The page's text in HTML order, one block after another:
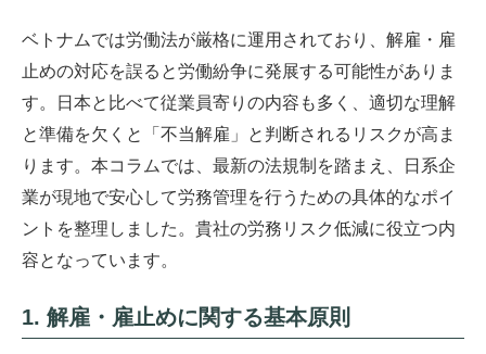
ベトナムでは労働法が厳格に運用されており、解雇・雇
止めの対応を誤ると労働紛争に発展する可能性がありま
す。日本と比べて従業員寄りの内容も多く、適切な理解
と準備を欠くと「不当解雇」と判断されるリスクが高ま
ります。本コラムでは、最新の法規制を踏まえ、日系企
業が現地で安心して労務管理を行うための具体的なポイ
ントを整理しました。貴社の労務リスク低減に役立つ内
容となっています。
1. 解雇・雇止めに関する基本原則